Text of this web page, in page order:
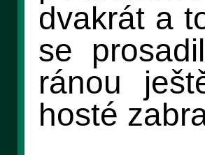
dvakrát a
se
ránou
hosté